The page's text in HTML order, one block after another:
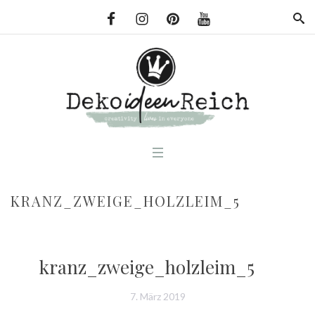
KRANZ_ZWEIGE_HOLZLEIM_5
kranz_zweige_holzleim_5
7. März 2019